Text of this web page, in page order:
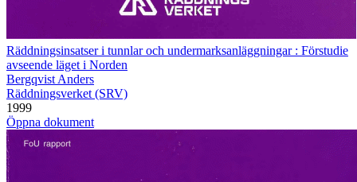
Räddningsinsatser i tunnlar och undermarksanläggningar : Förstudie
avseende läget i Norden
Bergqvist Anders
Räddningsverket (SRV)
1999
Öppna dokument